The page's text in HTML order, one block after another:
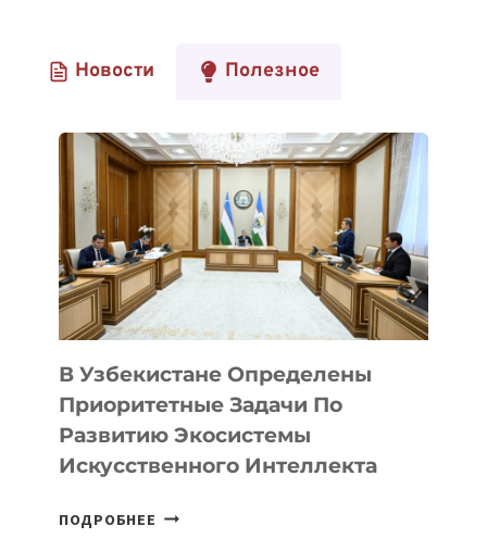
Новости Полезное
В Узбекистане Определены
Приоритетные Задачи По
Развитию Экосистемы
Искусственного Интеллекта
ПОДРОБНЕЕ В